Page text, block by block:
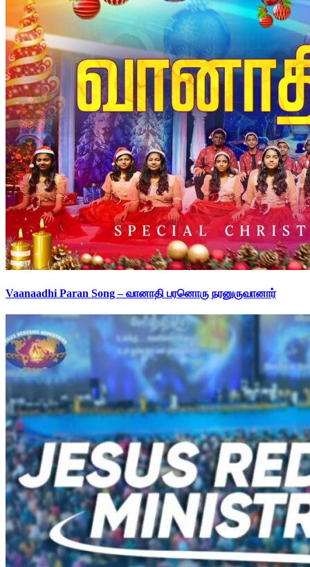
Vaanaadhi Paran Song – வானாதி பரனொரு நரனுருவானார்